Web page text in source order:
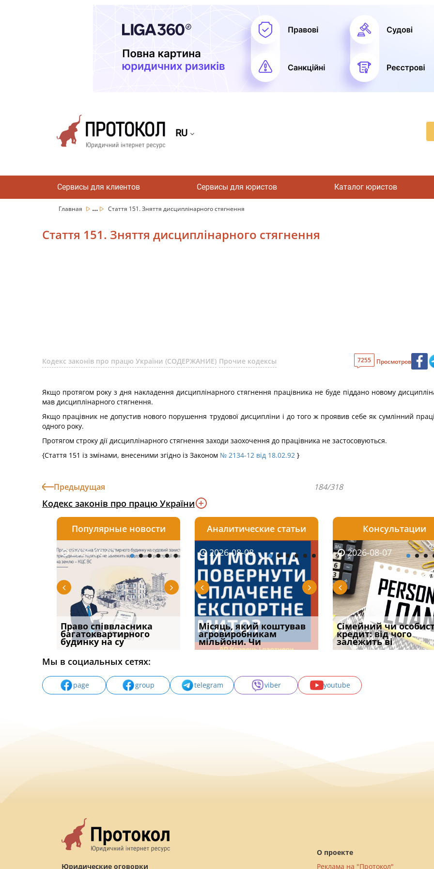
RU
Сервисы для клиентов Сервисы для юристов Каталог юристов
Главная ... Стаття 151. Зняття дисциплінарного стягнення
Стаття 151. Зняття дисциплінарного стягнення
Кодекс законів про працю України (СОДЕРЖАНИЕ) Прочие кодексы 7255 Просмотров
Якщо протягом року з дня накладення дисциплінарного стягнення працівника не буде піддано новому
мав дисциплінарного стягнення.
Якщо працівник не допустив нового порушення трудової дисципліни і до того ж проявив себе як сумлінний
одного року.
Протягом строку дії дисциплінарного стягнення заходи заохочення до працівника не застосовуються.
{Стаття 151 із змінами, внесеними згідно із Законом № 2134-12 від 18.02.92 }
Предыдущая 184/318
Кодекс законів про працю України
Популярные новости
2026-08-07
Право співвласника
багатоквартирного
будинку на су
2026-08-06
Якщо суд встановив для
відшкодування шкоди
наявніс
2026-08-06
Документи, на яких не
проставляється
апостиль: пер
Аналитические статьи
2026-08-03
ФУНДАМЕНТАЛЬНА
ПРОБЛЕМА «СУДОВОЇ
ПРАКТИКИ», АБО ПР
2026-08-08
Місяць, який коштував
агровиробникам
мільйони. Чи
2026-08-07
Огляд практики ВС від
Ростислава Кравця, що
опублі
Консультации
2026-08-05
Чи потрібна ФОП
печатка у 2026 році:
правила засто
2026-08-07
Сімейний чи
кредит: від чого
залежить ві
2026-07-30
Восьмий ААС
підтвердив, що
може скас
Мы в социальных сетях:
page group telegram viber youtube
Юридические оговорки
О проекте
Реклама на "Протокол"